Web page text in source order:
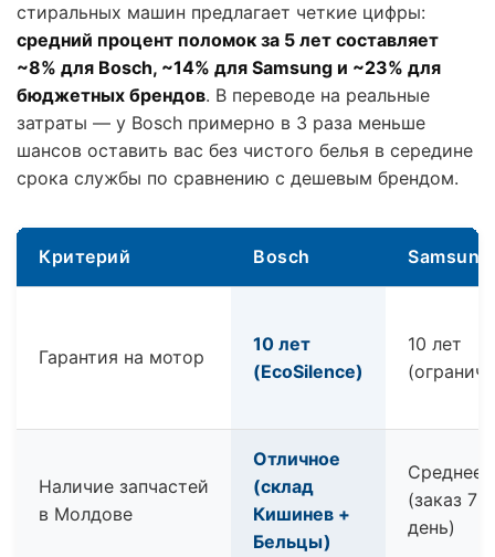
стиральных машин предлагает четкие цифры:
средний процент поломок за 5 лет составляет
~8% для Bosch, ~14% для Samsung и ~23% для
бюджетных брендов. В переводе на реальные
затраты — у Bosch примерно в 3 раза меньше
шансов оставить вас без чистого белья в середине
срока службы по сравнению с дешевым брендом.
Критерий Bosch Samsung
Гарантия на мотор
10 лет
(EcoSilence)
10 лет
Наличие запчастей
в Молдове
Отличное
(склад
Кишинев +
Бельцы)
Среднее
(заказ 7-
день)